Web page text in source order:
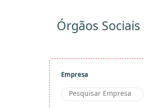
Órgãos Sociais
Empresa